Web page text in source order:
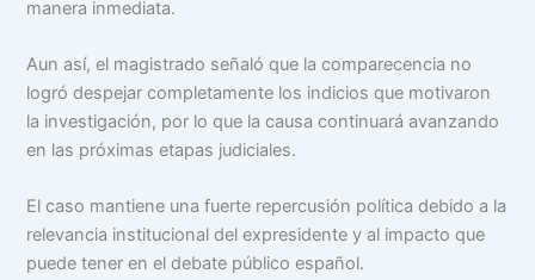
manera inmediata.
Aun así, el magistrado señaló que la comparecencia no
logró despejar completamente los indicios que motivaron
la investigación, por lo que la causa continuará avanzando
en las próximas etapas judiciales.
El caso mantiene una fuerte repercusión política debido a la
relevancia institucional del expresidente y al impacto que
puede tener en el debate público español.